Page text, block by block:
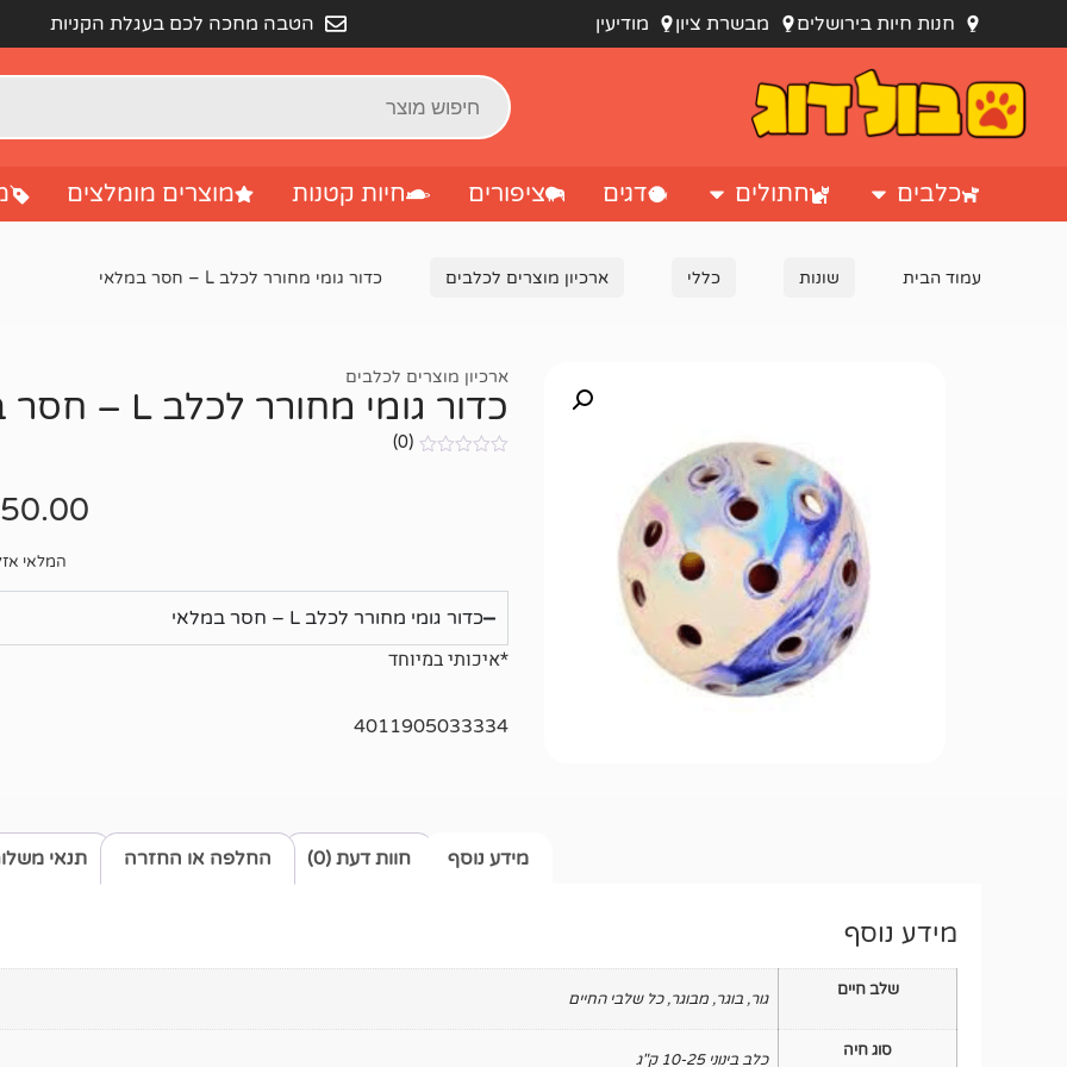
חנות חיות בירושלים מבשרת ציון מודיעין הטבה מחכה לכם בעגלת הקניות
כלבים חתולים דגים ציפורים חיות קטנות מוצרים מומלצים
עמוד הבית שונות כללי ארכיון מוצרים לכלבים כדור גומי מחורר לכלב L – חסר במלאי
ארכיון מוצרים לכלבים
כדור גומי מחורר לכלב L – חסר במלאי
(0)
50.00
המלאי
כדור גומי מחורר לכלב L – חסר במלאי
*איכותי במיוחד
4011905033334
מידע נוסף תנאי חוות דעת (0) החלפה או החזרה
מידע נוסף
שלב חיים גור, בוגר, מבוגר,כל שלבי החיים
סוג חיה כלב בינוני 10-25 ק"ג